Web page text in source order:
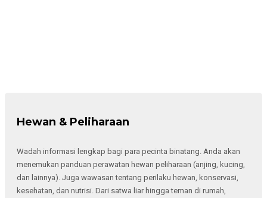
Hewan & Peliharaan
Wadah informasi lengkap bagi para pecinta binatang. Anda akan
menemukan panduan perawatan hewan peliharaan (anjing, kucing,
dan lainnya). Juga wawasan tentang perilaku hewan, konservasi,
kesehatan, dan nutrisi. Dari satwa liar hingga teman di rumah,